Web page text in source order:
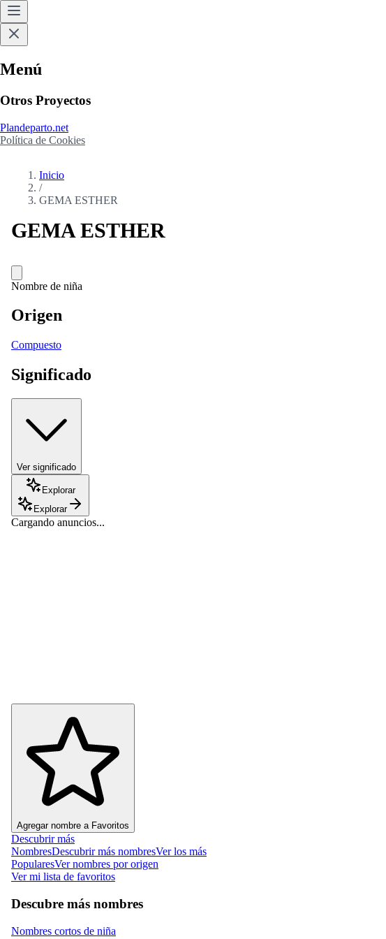
Menú
Otros Proyectos
Plandeparto.net
Política de Cookies
Inicio
/
GEMA ESTHER
GEMA ESTHER
Nombre de niña
Origen
Compuesto
Significado
Ver significado
Explorar
Explorar
Cargando anuncios...
Agregar nombre a Favoritos
Descubrir más
NombresDescubrir más nombresVer los más
PopularesVer nombres por origen
Ver mi lista de favoritos
Descubre más nombres
Nombres cortos de niña